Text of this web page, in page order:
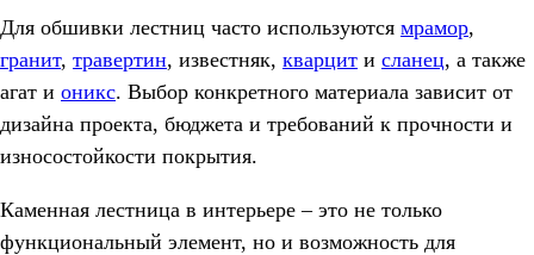
Для обшивки лестниц часто используются мрамор,
гранит, травертин, известняк, кварцит и сланец, а также
агат и оникс. Выбор конкретного материала зависит от
дизайна проекта, бюджета и требований к прочности и
износостойкости покрытия.
Каменная лестница в интерьере – это не только
функциональный элемент, но и возможность для